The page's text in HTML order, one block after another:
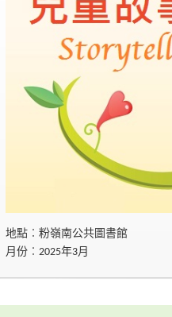
地點︰粉嶺南公共圖書館
月份︰2025年3月